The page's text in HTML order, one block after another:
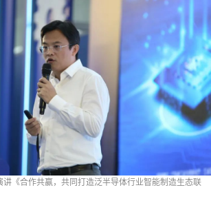
《合作共赢，共同打造泛半导体行业智能制造生态联